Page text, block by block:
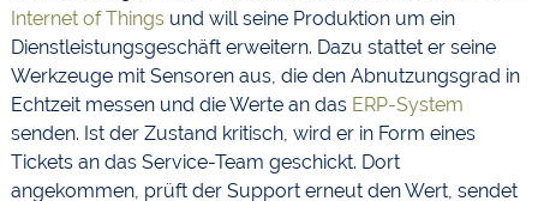
Internet of Thingsund will seine Produktion um ein
Dienstleistungsgeschäft erweitern. Dazu stattet er seine
Werkzeuge mit Sensoren aus, die den Abnutzungsgrad in
Echtzeit messen und die Werte an das ERP-System
senden. Ist der Zustand kritisch, wird er in Form eines
Tickets an das Service-Team geschickt. Dort
angekommen, prüft der Support erneut den Wert, sendet